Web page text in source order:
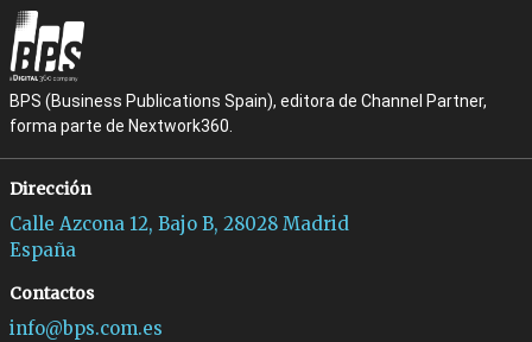
BPS (Business Publications Spain), editora de Channel Partner,
forma parte de Nextwork360.
Dirección
Calle Azcona 12, Bajo B, 28028 Madrid
España
Contactos
info@bps.com.es